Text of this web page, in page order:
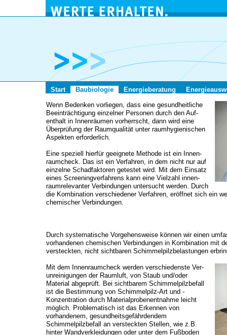
Start Baubiologie Energieberatung
Wenn Bedenken vorliegen, dass eine gesundheitliche
Beeinträchtigung einzelner Personen durch den Auf­
enthalt in Innenräumen vorherrscht, dann wird eine
Überprüfung der Raumqualität unter raumhygienischen
Aspekten erforderlich.
Eine speziell hierfür geeignete Methode ist ein Innen­
raum­check. Das ist ein Verfahren, in dem nicht nur auf
einzelne Schadfaktoren getestet wird. Mit dem Einsatz
eines Screeningverfahrens kann eine Vielzahl innen­
raum­rele­vanter Verbindungen untersucht werden. Durch
die Kombination verschiedener Verfahren, eröffnet sich ein
chemischer Verbindungen.
Durch systematische Vorgehensweise können wir einen
vorhandenen chemischen Verbindungen in Kombination mit
versteckten, nicht sichtbaren Schimmelpilzbelastungen
Mit dem Innenraumcheck werden verschiedenste Ver­
un­reinigungen der Raumluft, von Staub und/oder
Material abgeprüft. Bei sichtbarem Schimmelpilzbefall
ist die Bestimmung von Schimmelpilz-Art und -
Konzentration durch Materialprobenentnahme leicht
möglich. Pro­ble­matisch ist das Erkennen von
vorhandenem, ge­sund­heits­gefährdendem
Schimmelpilzbefall an versteckten Stellen, wie z.B.
hinter Wandverkleidungen oder unter dem Fußboden